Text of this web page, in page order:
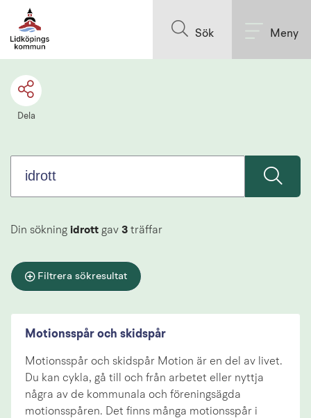
Sök Meny
Dela
Sökförslagen
presenteras
sökrutan
Din sökning idrott gav 3 träffar
Filtrera sökresultat
Motionsspår och skidspår
Motionsspår och skidspår Motion är en del av livet.
Du kan cykla, gå till och från arbetet eller nyttja
några av de kommunala och föreningsägda
motionsspåren. Det finns många motionsspår i